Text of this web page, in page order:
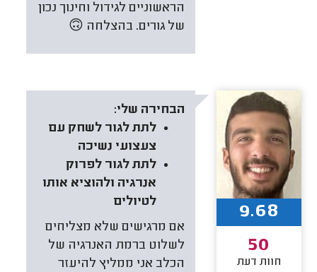
הראשוניים לגידול וחינוך נכון
של גורים. בהצלחה 🙃
הבחירה שלי:
לתת לגור לשחק עם
צעצועי נשיכה
לתת לגור לפרוק
אנרגיה ולהוציא אותו
לטיולים
אם מרגישים שלא מצליחים
לשלוט ברמת האנרגיה של
הכלב אני ממליץ להיעזר
9.68
50
חוות דעת